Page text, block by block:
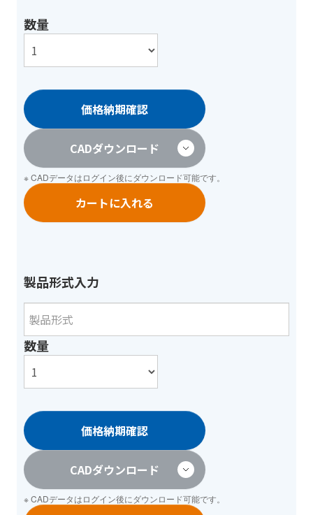
数量
価格納期確認
CADダウンロード
※ CADデータはログイン後にダウンロード可能です。
カートに入れる
製品形式入力
数量
価格納期確認
CADダウンロード
※ CADデータはログイン後にダウンロード可能です。